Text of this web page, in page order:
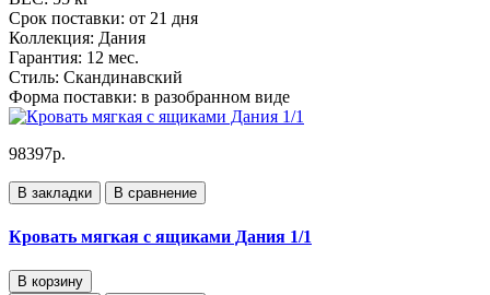
Срок поставки: от 21 дня
Коллекция: Дания
Гарантия: 12 мес.
Стиль: Скандинавский
Форма поставки: в разобранном виде
98397р.
В закладки В сравнение
Кровать мягкая с ящиками Дания 1/1
В корзину